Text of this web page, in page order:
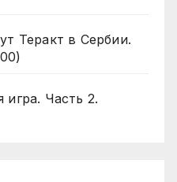
Теракт в Сербии.
игра. Часть 2.